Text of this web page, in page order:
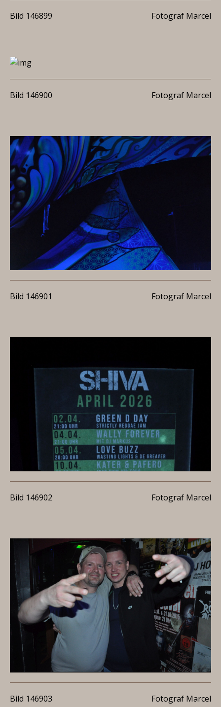
Bild 146899 Fotograf Marcel
Bild 146900 Fotograf Marcel
Bild 146901 Fotograf Marcel
Bild 146902 Fotograf Marcel
Bild 146903 Fotograf Marcel